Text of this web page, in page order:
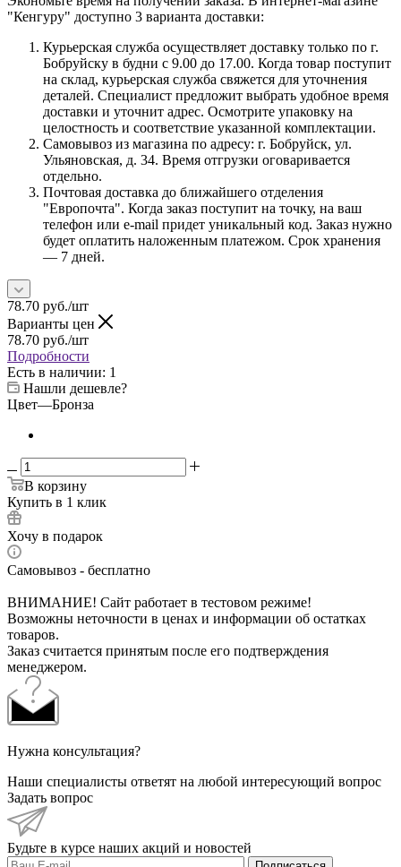
"Кенгуру" доступно 3 варианта доставки:
Курьерская служба осуществляет доставку только по г.
Бобруйску в будни с 9.00 до 17.00. Когда товар поступит
на склад, курьерская служба свяжется для уточнения
деталей. Специалист предложит выбрать удобное время
доставки и уточнит адрес. Осмотрите упаковку на
целостность и соответствие указанной комплектации.
Самовывоз из магазина по адресу: г. Бобруйск, ул.
Ульяновская, д. 34. Время отгрузки оговаривается
отдельно.
Почтовая доставка до ближайшего отделения
"Европочта". Когда заказ поступит на точку, на ваш
телефон или e-mail придет уникальный код. Заказ нужно
будет оплатить наложенным платежом. Срок хранения
— 7 дней.
78.70 руб./шт
Варианты цен
78.70 руб./шт
Подробности
Есть в наличии: 1
Нашли дешевле?
Цвет—Бронза
В корзину
Купить в 1 клик
Хочу в подарок
Самовывоз - бесплатно
ВНИМАНИЕ! Сайт работает в тестовом режиме!
Возможны неточности в ценах и информации об остатках
товаров.
Заказ считается принятым после его подтверждения
менеджером.
Нужна консультация?
Наши специалисты ответят на любой интересующий вопрос
Задать вопрос
Будьте в курсе наших акций и новостей